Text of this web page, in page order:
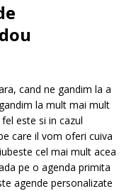
cand ne gandim la a
la mult mai mult
este si in cazul
care il vom oferi cuiva
cel mai mult acea
pe o agenda primita
agende personalizate